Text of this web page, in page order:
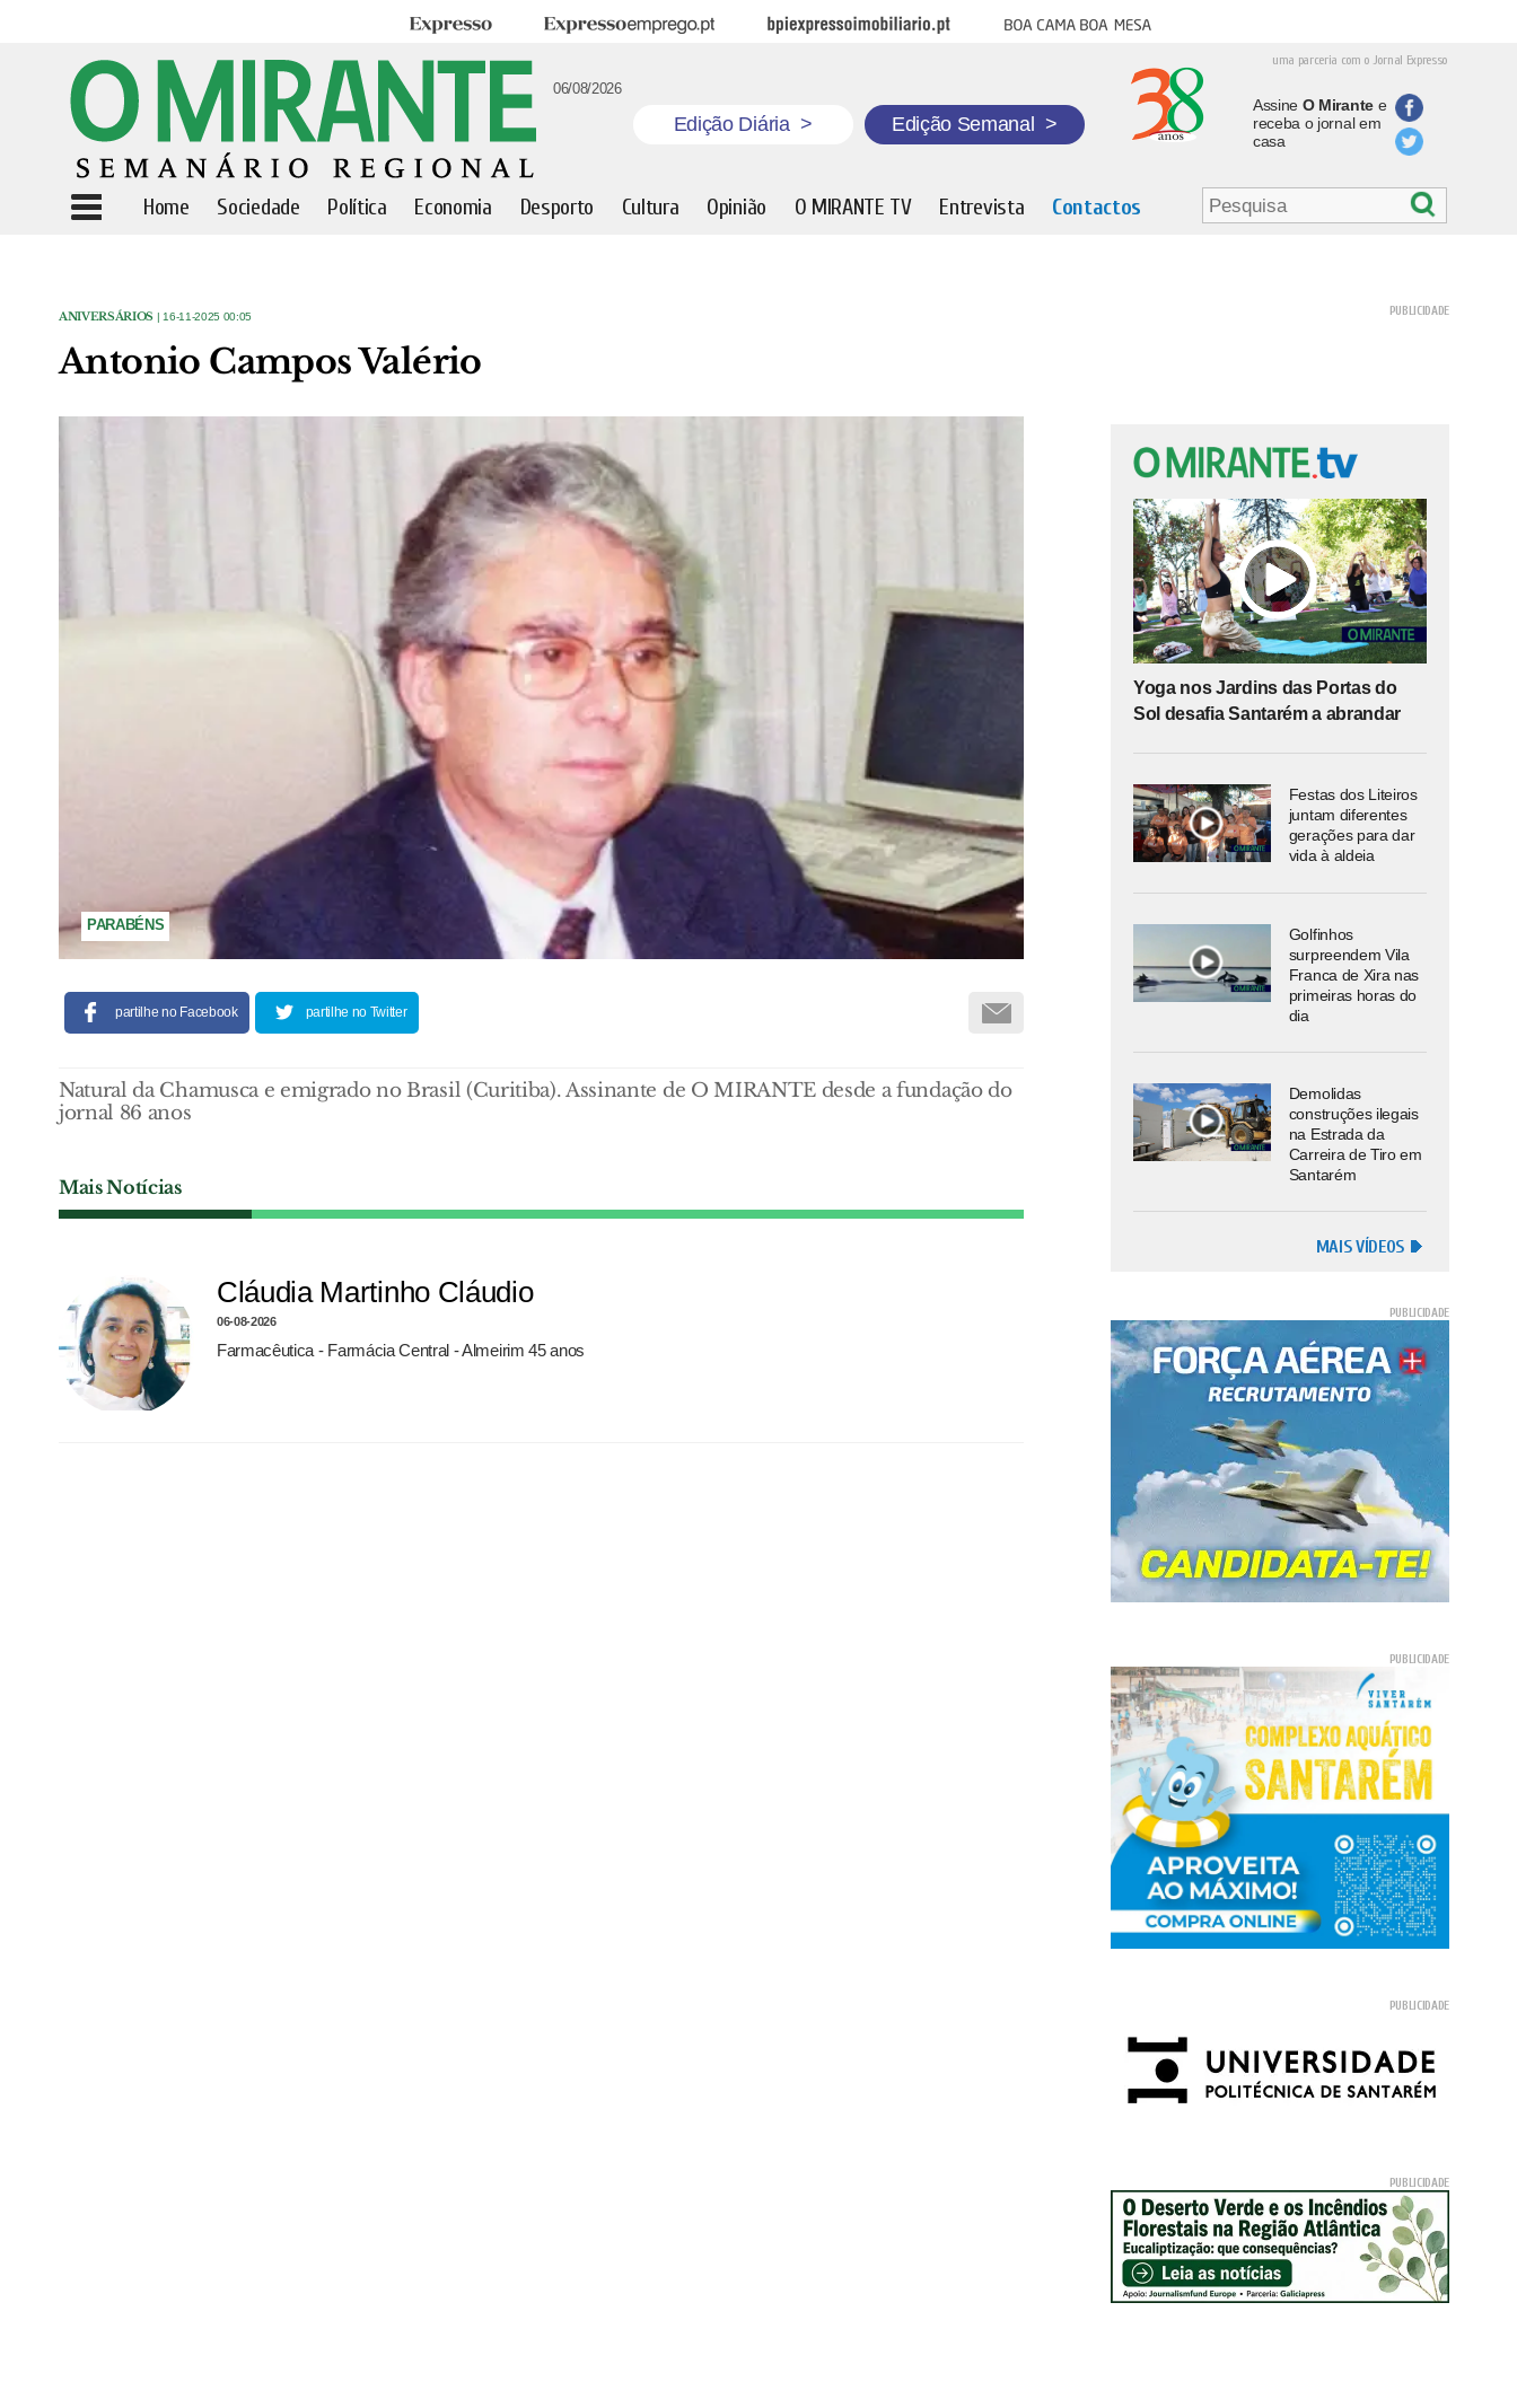
Expresso Expresso Emprego BPI Expresso Imobiliário Boa cama boa mesa
uma parceria com o Jornal Expresso
06/08/2026
Edição Diária > Edição Semanal >
Assine O Mirantee
receba o jornal em
casa
Home Sociedade Política Economia Desporto Cultura Opinião O MIRANTE TV Entrevista Contactos
ANIVERSÁRIOS | 16-11-2025 00:05
Antonio Campos Valério
PARABÉNS
partilhe no Facebook partilhe no Twitter
Natural da Chamusca e emigrado no Brasil (Curitiba). Assinante de O MIRANTE desde a fundação do
jornal 86 anos
Mais Notícias
Cláudia Martinho Cláudio
06-08-2026
Farmacêutica - Farmácia Central - Almeirim 45 anos
Yoga nos Jardins das Portas do
Sol desafia Santarém a abrandar
Festas dos Liteiros
juntam diferentes
gerações para dar
vida à aldeia
Golfinhos
surpreendem Vila
Franca de Xira nas
primeiras horas do
dia
Demolidas
construções ilegais
na Estrada da
Carreira de Tiro em
Santarém
MAIS VÍDEOS